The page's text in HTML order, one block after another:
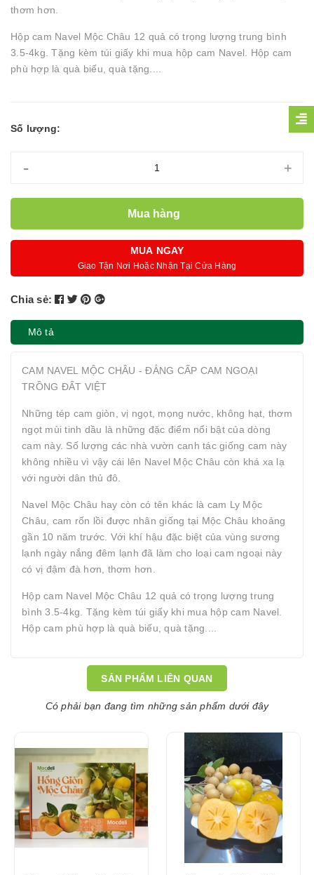
thơm hơn.
Hộp cam Navel Mộc Châu 12 quả có trọng lượng trung bình
3.5-4kg. Tặng kèm túi giấy khi mua hộp cam Navel. Hộp cam
phù hợp là quà biếu, quà tặng....
Số lượng:
- +
Mua hàng
MUA NGAY
Giao Tận Nơi Hoặc Nhận Tại Cửa Hàng
Chia sẻ:
Mô tả
CAM NAVEL MỘC CHÂU - ĐẲNG CẤP CAM NGOẠI
TRỒNG ĐẤT VIỆT
Những tép cam giòn, vị ngọt, mọng nước, không hạt, thơm
ngọt mùi tinh dầu là những đặc điểm nổi bật của dòng
cam này. Số lượng các nhà vườn canh tác giống cam này
không nhiều vì vậy cái lên Navel Mộc Châu còn khá xa lạ
với người dân thủ đô.
Navel Mộc Châu hay còn có tên khác là cam Ly Mộc
Châu, cam rốn lồi được nhân giống tại Mộc Châu khoảng
gần 10 năm trước. Với khí hậu đặc biệt của vùng sương
lạnh ngày nắng đêm lạnh đã làm cho loại cam ngoại này
có vị đậm đà hơn, thơm hơn.
Hộp cam Navel Mộc Châu 12 quả có trọng lượng trung
bình 3.5-4kg. Tặng kèm túi giấy khi mua hộp cam Navel.
Hộp cam phù hợp là quà biếu, quà tặng....
SẢN PHẨM LIÊN QUAN
Có phải bạn đang tìm những sản phẩm dưới đây